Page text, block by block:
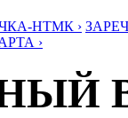
НТМК ›
›